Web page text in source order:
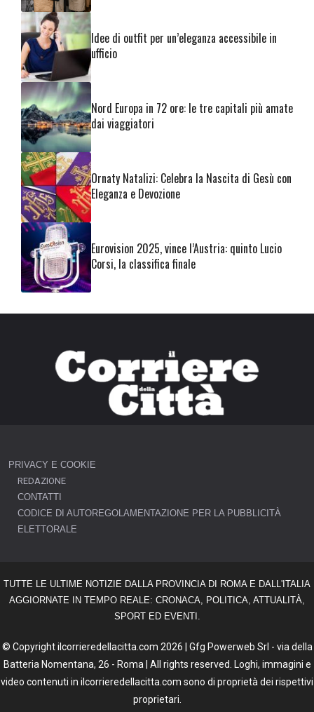
Idee di outfit per un’eleganza accessibile in
ufficio
Nord Europa in 72 ore: le tre capitali più amate
dai viaggiatori
Ornaty Natalizi: Celebra la Nascita di Gesù con
Eleganza e Devozione
Eurovision 2025, vince l’Austria: quinto Lucio
Corsi, la classifica finale
PRIVACY E COOKIE
REDAZIONE
CONTATTI
CODICE DI AUTOREGOLAMENTAZIONE PER LA PUBBLICITÀ
ELETTORALE
TUTTE LE ULTIME NOTIZIE DALLA PROVINCIA DI ROMA E DALL'ITALIA
AGGIORNATE IN TEMPO REALE: CRONACA, POLITICA, ATTUALITÀ,
SPORT ED EVENTI.
© Copyright ilcorrieredellacitta.com 2026 | Gfg Powerweb Srl - via della
Batteria Nomentana, 26 - Roma | All rights reserved. Loghi, immagini e
video contenuti in ilcorrieredellacitta.com sono di proprietà dei rispettivi
proprietari.